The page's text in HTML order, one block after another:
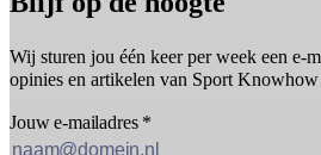
Wij sturen jou één keer per week een
opinies en artikelen van Sport
Jouw e-mailadres *